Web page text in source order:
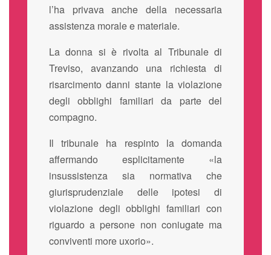
l’ha privava anche della necessaria
assistenza morale e materiale.
La donna si è rivolta al Tribunale di
Treviso, avanzando una richiesta di
risarcimento danni stante la violazione
degli obblighi familiari da parte del
compagno.
Il tribunale ha respinto la domanda
affermando esplicitamente «la
insussistenza sia normativa che
giurisprudenziale delle ipotesi di
violazione degli obblighi familiari con
riguardo a persone non coniugate ma
conviventi more uxorio».